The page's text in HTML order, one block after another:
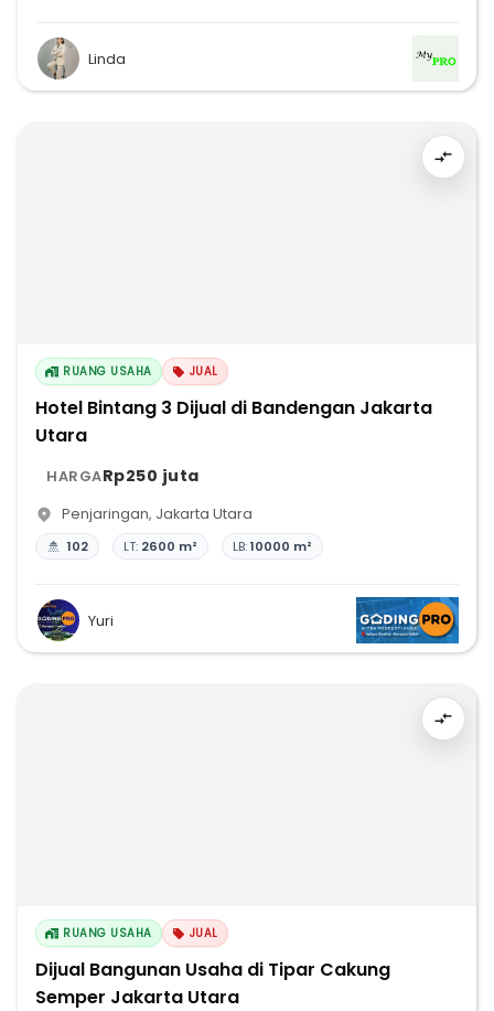
Linda
RUANG USAHA JUAL
Hotel Bintang 3 Dijual di Bandengan Jakarta
Utara
HARGARp250 juta
Penjaringan, Jakarta Utara
102 LT: 2600 m² LB:10000 m²
Yuri
RUANG USAHA JUAL
Dijual Bangunan Usaha di Tipar Cakung
Semper Jakarta Utara